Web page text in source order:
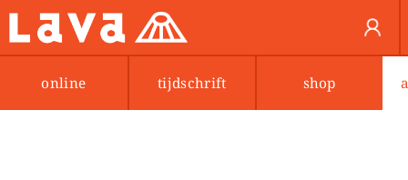
online tijdschrift shop